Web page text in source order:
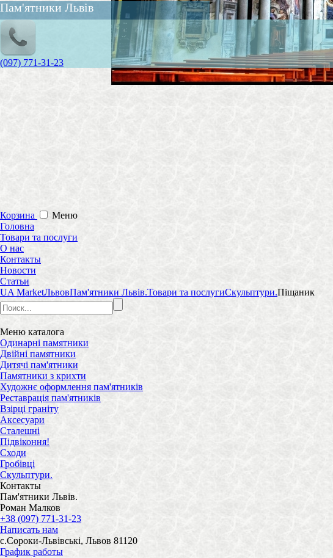
Пам'ятники Львів
(097) 771-31-23
Корзина
Меню
Головна
Товари та послуги
О нас
Контакты
Новости
Статьи
UA MarketЛьвовПам'ятники Львів.Товари та послугиСкульптури.Піщаник
Меню каталога
Одинарні памятники
Двійні памятники
Дитячі пам'ятники
Памятники з крихти
Художнє оформлення пам'ятників
Реставрація пам'ятників
Взірці граніту
Аксесуари
Сталешні
Підвіконня!
Сходи
Гробівці
Скульптури.
Контакты
Пам'ятники Львів.
Роман Малков
+38 (097) 771-31-23
Написать нам
с.Сороки-Львівські, Львов 81120
График работы